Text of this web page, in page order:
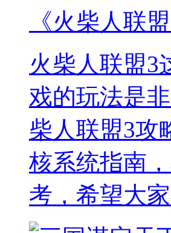
《火柴人联
火柴人联盟3
戏的玩法是
柴人联盟3攻
核系统指南
考，希望大家